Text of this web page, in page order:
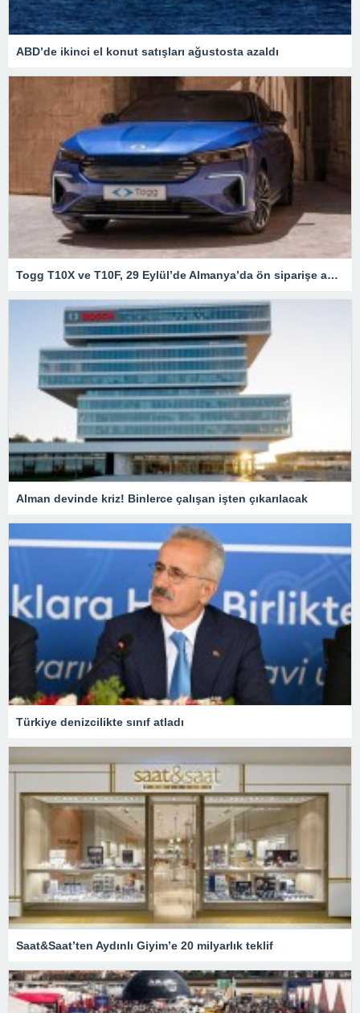
ABD’de ikinci el konut satışları ağustosta azaldı
Togg T10X ve T10F, 29 Eylül’de Almanya’da ön siparişe açılacak
Alman devinde kriz! Binlerce çalışan işten çıkarılacak
Türkiye denizcilikte sınıf atladı
Saat&Saat’ten Aydınlı Giyim’e 20 milyarlık teklif